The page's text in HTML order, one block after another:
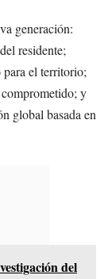
generación:
residente;
el territorio;
y
global basada en
del